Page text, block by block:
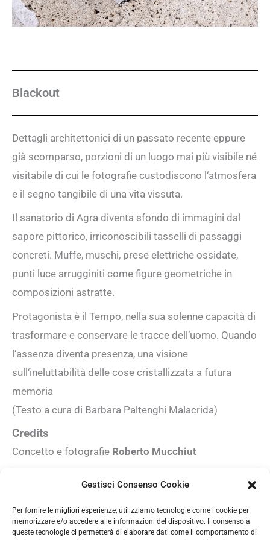
Gestisci Consenso Cookie
Per fornire le migliori esperienze, utilizziamo tecnologie come i cookie per
memorizzare e/o accedere alle informazioni del dispositivo. Il consenso a
queste tecnologie ci permetterà di elaborare dati come il comportamento di
Blackout
Dettagli architettonici di un passato recente eppure
già scomparso, porzioni di un luogo mai più visibile né
visitabile di cui le fotografie custodiscono l‘atmosfera
e il segno tangibile di una vita vissuta.
Il sanatorio di Agra diventa sfondo di immagini dal
sapore pittorico, irriconoscibili tasselli di passaggi
concreti. Muffe, muschi, prese elettriche ossidate,
punti luce arrugginiti come figure geometriche in
composizioni astratte.
Protagonista è il Tempo, nella sua solenne capacità di
trasformare e conservare le tracce dell‘uomo. Quando
l‘assenza diventa presenza, una visione
sull‘ineluttabilità delle cose cristallizzata a futura
memoria
(Testo a cura di Barbara Paltenghi Malacrida)
Credits
Concetto e fotografie Roberto Mucchiut
Eventi
2.12 – 31.12.2012 mostra collettiva, Galleria 2V,